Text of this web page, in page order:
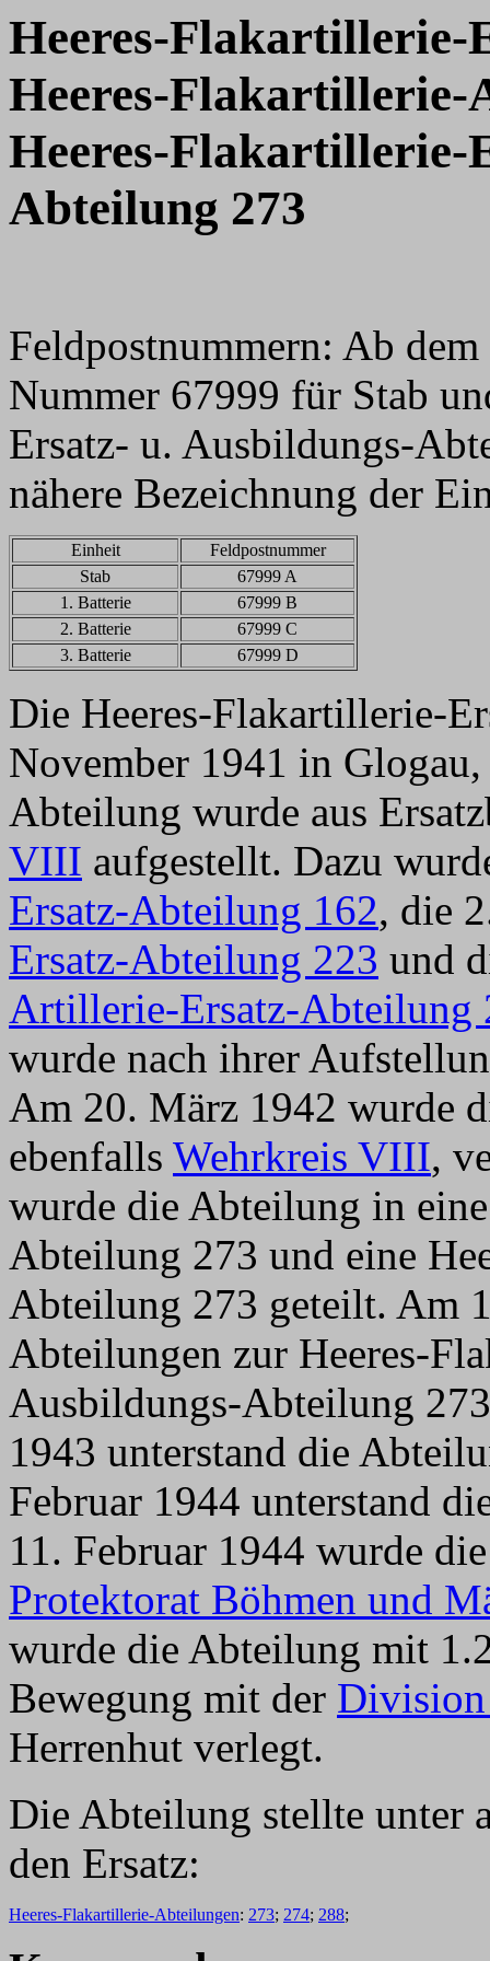
Heeres-Flakartillerie-
Heeres-Flakartillerie-
Heeres-Flakartillerie-
Abteilung 273
Feldpostnummern: Ab
Nummer 67999 für Stab
Ersatz- u. Ausbildungs-
nähere Bezeichnung der
Einheit
Feldpostnummer
Stab
67999 A
1. Batterie
67999 B
2. Batterie
67999 C
3. Batterie
67999 D
Die Heeres-Flakartillerie-
November 1941 in Glogau,
Abteilung wurde aus
VIII aufgestellt. Dazu
Ersatz-Abteilung 162, die
Ersatz-Abteilung 223 und
Artillerie-Ersatz-Abteilung
wurde nach ihrer
Am 20. März 1942 wurde
ebenfalls Wehrkreis VIII,
wurde die Abteilung in
Abteilung 273 und eine
Abteilung 273 geteilt. Am
Abteilungen zur Heeres-
Ausbildungs-Abteilung
1943 unterstand die
Februar 1944 unterstand
11. Februar 1944 wurde
Protektorat Böhmen und
wurde die Abteilung mit
Bewegung mit der
Herrenhut verlegt.
Die Abteilung stellte unter
den Ersatz:
Heeres-Flakartillerie-Abteilungen: 273; 274; 288;